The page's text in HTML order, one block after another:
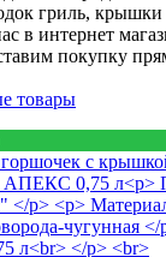
гриль, крышки
в интернет
покупку
товары